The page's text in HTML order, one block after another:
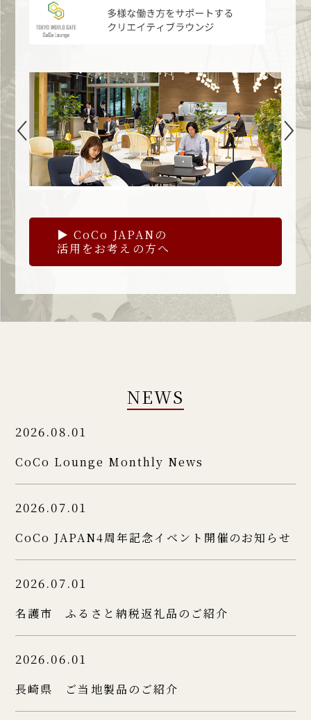
▶ CoCo JAPANの
活用をお考えの方へ
NEWS
2026.08.01
CoCo Lounge Monthly News
2026.07.01
CoCo JAPAN4周年記念イベント開催のお知らせ
2026.07.01
名護市 ふるさと納税返礼品のご紹介
2026.06.01
長崎県 ご当地製品のご紹介